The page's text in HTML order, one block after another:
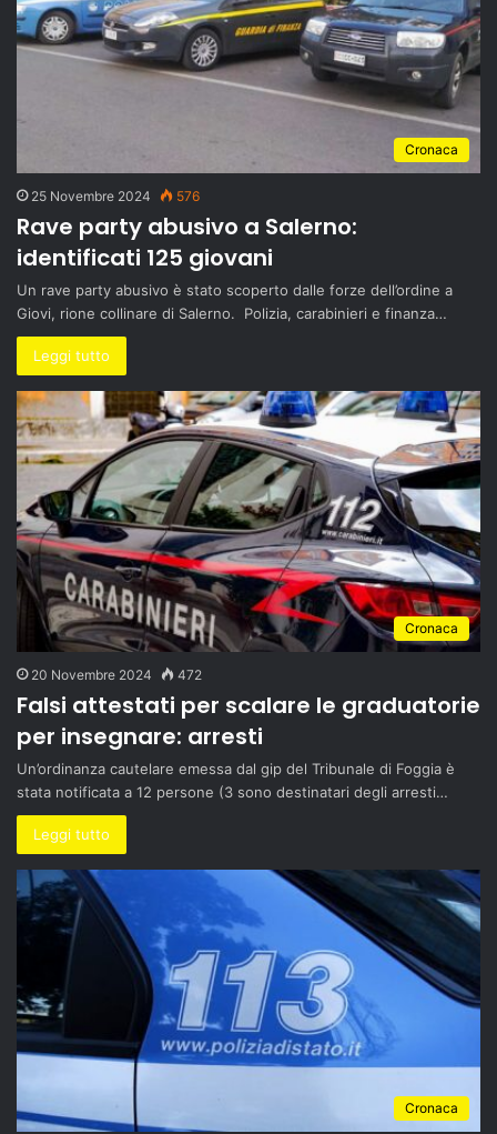
Cronaca
25 Novembre 2024 576
Rave party abusivo a Salerno:
identificati 125 giovani
Un rave party abusivo è stato scoperto dalle forze dell’ordine a
Giovi, rione collinare di Salerno. Polizia, carabinieri e finanza…
Leggi tutto
Cronaca
20 Novembre 2024 472
Falsi attestati per scalare le graduatorie
per insegnare: arresti
Un’ordinanza cautelare emessa dal gip del Tribunale di Foggia è
stata notificata a 12 persone (3 sono destinatari degli arresti…
Leggi tutto
Cronaca